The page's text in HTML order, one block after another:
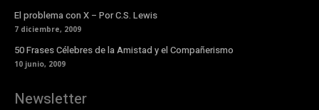
El problema con X – Por C.S. Lewis
7 diciembre, 2009
50 Frases Célebres de la Amistad y el Compañerismo
10 junio, 2009
Newsletter